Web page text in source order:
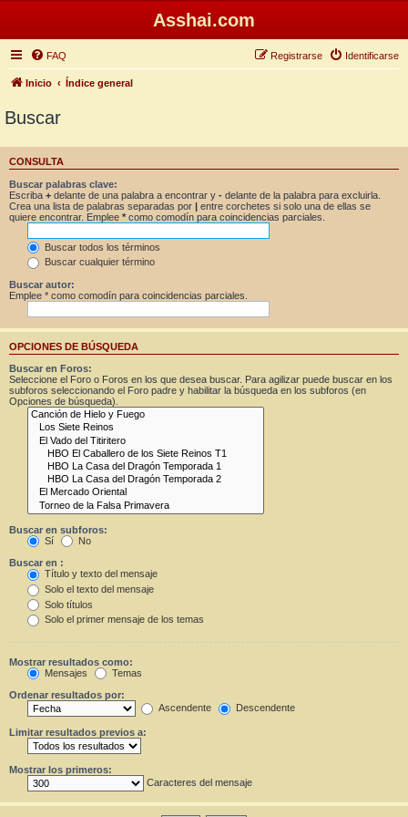
Asshai.com
FAQ Identificarse
Registrarse
Inicio Índice general
Buscar
CONSULTA
Buscar palabras clave:
Escriba + delante de una palabra a encontrar y - delante de la palabra para excluirla.
Crea una lista de palabras separadas por | entre corchetes si solo una de ellas se
quiere encontrar. Emplee * como comodín para coincidencias parciales.
Buscar todos los términos
Buscar cualquier término
Buscar autor:
Emplee * como comodín para coincidencias parciales.
OPCIONES DE BÚSQUEDA
Buscar en Foros:
Seleccione el Foro o Foros en los que desea buscar. Para agilizar puede buscar en los
subforos seleccionando el Foro padre y habilitar la búsqueda en los subforos (en
Opciones de búsqueda).
Buscar en subforos:
Sí
No
Buscar en :
Título y texto del mensaje
Solo el texto del mensaje
Solo títulos
Solo el primer mensaje de los temas
Mostrar resultados como:
Mensajes
Temas
Ordenar resultados por:
Ascendente
Descendente
Limitar resultados previos a:
Mostrar los primeros:
Caracteres del mensaje